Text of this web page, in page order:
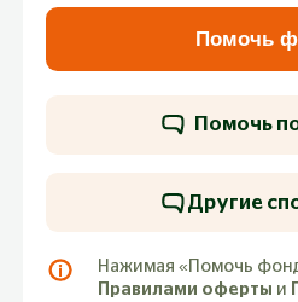
Нажимая «Помочь
Правилами оферты и
Помочь
Другие
Помочь